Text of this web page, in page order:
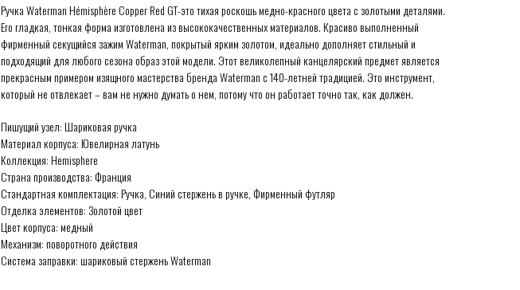
Ручка Waterman Hémisphère Copper Red GT-это тихая роскошь медно-красного цвета с золотыми деталями.
Его гладкая, тонкая форма изготовлена из высококачественных материалов. Красиво выполненный
фирменный секущийся зажим Waterman, покрытый ярким золотом, идеально дополняет стильный и
подходящий для любого сезона образ этой модели. Этот великолепный канцелярский предмет является
прекрасным примером изящного мастерства бренда Waterman с 140-летней традицией. Это инструмент,
который не отвлекает – вам не нужно думать о нем, потому что он работает точно так, как должен.
Пишущий узел: Шариковая ручка
Материал корпуса: Ювелирная латунь
Коллекция: Hemisphere
Страна производства: Франция
Стандартная комплектация: Ручка, Синий стержень в ручке, Фирменный футляр
Отделка элементов: Золотой цвет
Цвет корпуса: медный
Механизм: поворотного действия
Система заправки: шариковый стержень Waterman